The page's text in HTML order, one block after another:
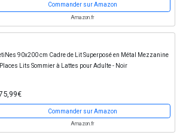
Commander sur Amazon
Amazon.fr
90x200 cm Cadre de Lit Superposé en Métal Mezzanine
Lits Sommier à Lattes pour Adulte - Noir
Commander sur Amazon
Amazon.fr